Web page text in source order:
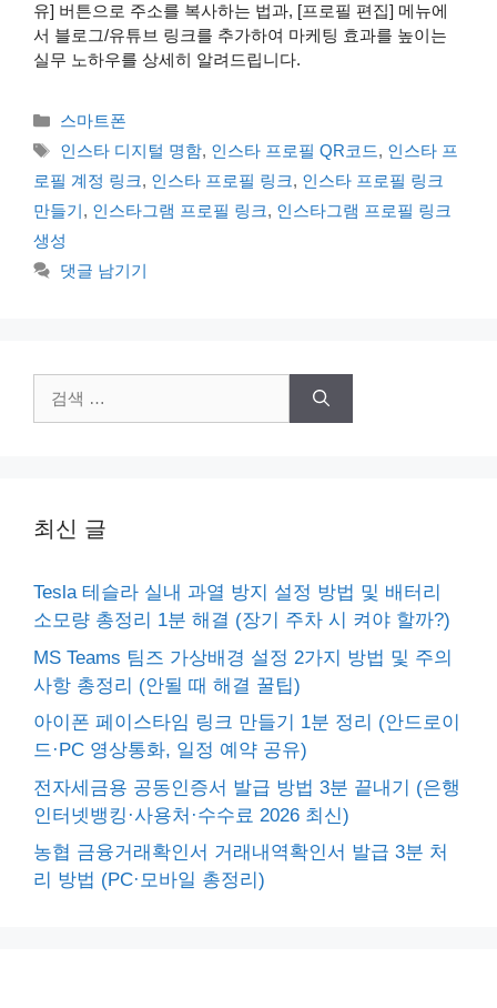
유] 버튼으로 주소를 복사하는 법과, [프로필 편집] 메뉴에
서 블로그/유튜브 링크를 추가하여 마케팅 효과를 높이는
실무 노하우를 상세히 알려드립니다.
카
테
고
리
스마트폰
태
그
인스타 디지털 명함, 인스타 프로필 QR코드, 인스타 프
로필 계정 링크, 인스타 프로필 링크, 인스타 프로필 링크
만들기, 인스타그램 프로필 링크, 인스타그램 프로필 링크
생성
댓글 남기기
색:
최신 글
Tesla 테슬라 실내 과열 방지 설정 방법 및 배터리
소모량 총정리 1분 해결 (장기 주차 시 켜야 할까?)
MS Teams 팀즈 가상배경 설정 2가지 방법 및 주의
사항 총정리 (안될 때 해결 꿀팁)
아이폰 페이스타임 링크 만들기 1분 정리 (안드로이
드·PC 영상통화, 일정 예약 공유)
전자세금용 공동인증서 발급 방법 3분 끝내기 (은행
인터넷뱅킹·사용처·수수료 2026 최신)
농협 금융거래확인서 거래내역확인서 발급 3분 처
리 방법 (PC·모바일 총정리)